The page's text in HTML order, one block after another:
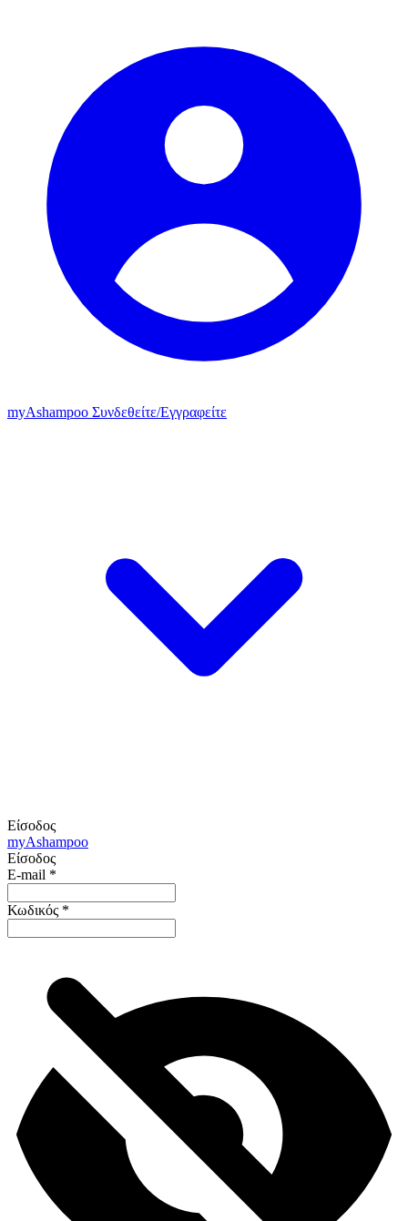
myAshampoo Συνδεθείτε/Εγγραφείτε
Είσοδος
myAshampoo
Είσοδος
E-mail *
Κωδικός *